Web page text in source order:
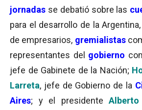
jornadas se debatió sobre las
para el desarrollo de la
de empresarios, gremialistas
representantes del gobierno
jefe de Gabinete de la Nación;
Larreta, jefe de Gobierno de la
Aires; y el presidente Alberto